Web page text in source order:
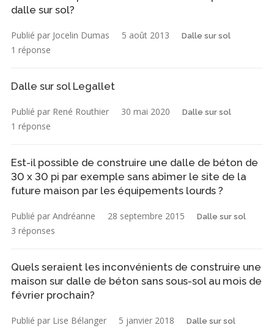
dalle sur sol?
Publié par Jocelin Dumas 5 août 2013 Dalle sur sol
1 réponse
Dalle sur sol Legallet
Publié par René Routhier 30 mai 2020 Dalle sur sol
1 réponse
Est-il possible de construire une dalle de béton de
30 x 30 pi par exemple sans abîmer le site de la
future maison par les équipements lourds ?
Publié par Andréanne 28 septembre 2015 Dalle sur sol
3 réponses
Quels seraient les inconvénients de construire une
maison sur dalle de béton sans sous-sol au mois de
février prochain?
Publié par Lise Bélanger 5 janvier 2018 Dalle sur sol